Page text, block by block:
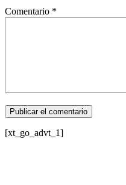
Comentario *
[xt_go_advt_1]